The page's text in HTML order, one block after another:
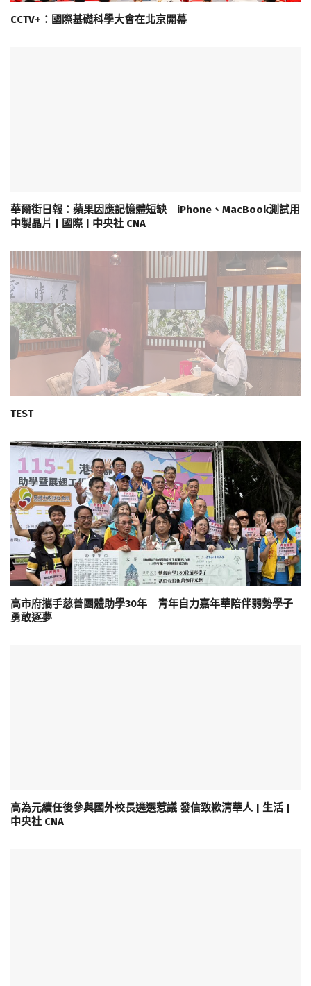
CCTV+：國際基礎科學大會在北京開幕
華爾街日報：蘋果因應記憶體短缺 iPhone、MacBook測試用
中製晶片 | 國際 | 中央社 CNA
TEST
高市府攜手慈善團體助學30年 青年自力嘉年華陪伴弱勢學子
勇敢逐夢
高為元續任後參與國外校長遴選惹議 發信致歉清華人 | 生活 |
中央社 CNA